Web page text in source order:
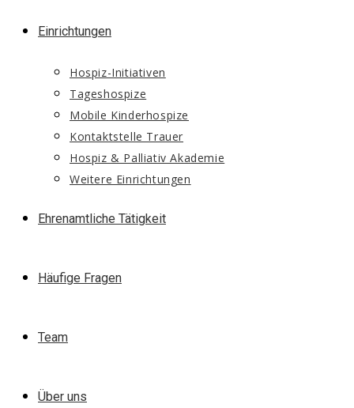
Einrichtungen
Hospiz-Initiativen
Tageshospize
Mobile Kinderhospize
Kontaktstelle Trauer
Hospiz & Palliativ Akademie
Weitere Einrichtungen
Ehrenamtliche Tätigkeit
Häufige Fragen
Team
Über uns